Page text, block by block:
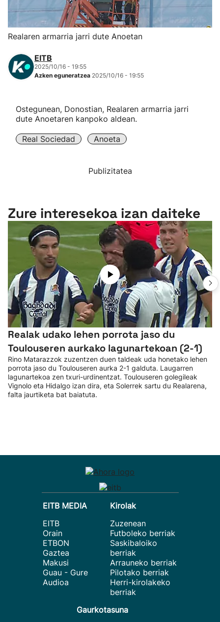
Herri-kirolak
Eskubaloia
Kirolak 360
Mendi-lasterketak
Realaren armarria jarri dute Anoetan
EITB
2025/10/16 - 19:55
Azken eguneratzea 2025/10/16 - 19:55
Ostegunean, Donostian, Realaren armarria jarri
dute Anoetaren kanpoko aldean.
Real Sociedad Anoeta
Publizitatea
Zure interesekoa izan daiteke
Realak udako lehen porrota jaso du
Toulouseren aurkako lagunartekoan (2-1)
Rino Matarazzok zuzentzen duen taldeak uda honetako lehen
porrota jaso du Toulouseren aurka 2-1 galduta. Laugarren
lagunartekoa zen txuri-urdinentzat. Toulouseren golegileak
Vignolo eta Hidalgo izan dira, eta Solerrek sartu du Realarena,
falta jaurtiketa bat baiatuta.
EITB MEDIA
EITB
Orain
ETBON
Gaztea
Makusi
Guau - Gure
Audioa
Kirolak
Zuzenean
Futboleko berriak
Saskibaloiko
berriak
Arrauneko berriak
Pilotako berriak
Herri-kirolakeko
berriak
Gaurkotasuna